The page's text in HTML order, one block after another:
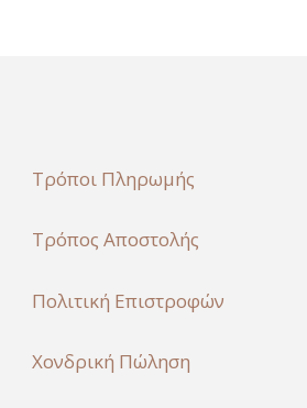
Τρόποι Πληρωμής
Τρόπος Αποστολής
Πολιτική Επιστροφών
Χονδρική Πώληση